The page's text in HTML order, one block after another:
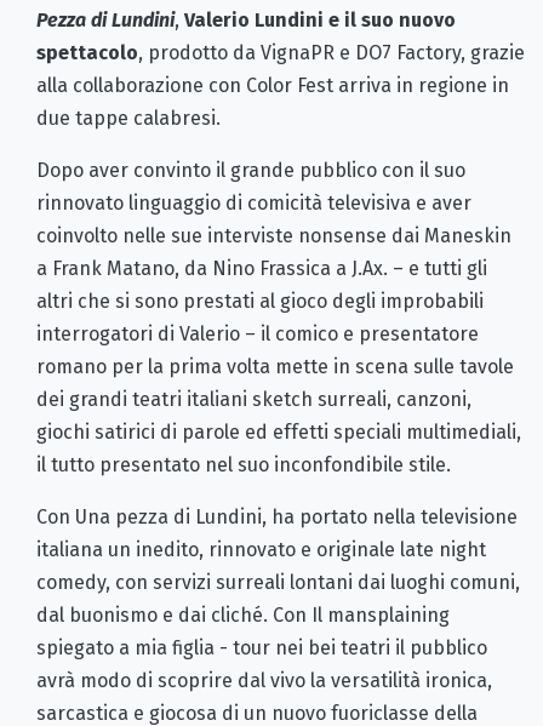
Pezza di Lundini, Valerio Lundini e il suo nuovo
spettacolo, prodotto da VignaPR e DO7 Factory, grazie
alla collaborazione con Color Fest arriva in regione in
due tappe calabresi.
Dopo aver convinto il grande pubblico con il suo
rinnovato linguaggio di comicità televisiva e aver
coinvolto nelle sue interviste nonsense dai Maneskin
a Frank Matano, da Nino Frassica a J.Ax. – e tutti gli
altri che si sono prestati al gioco degli improbabili
interrogatori di Valerio – il comico e presentatore
romano per la prima volta mette in scena sulle tavole
dei grandi teatri italiani sketch surreali, canzoni,
giochi satirici di parole ed effetti speciali multimediali,
il tutto presentato nel suo inconfondibile stile.
Con Una pezza di Lundini, ha portato nella televisione
italiana un inedito, rinnovato e originale late night
comedy, con servizi surreali lontani dai luoghi comuni,
dal buonismo e dai cliché. Con Il mansplaining
spiegato a mia figlia - tour nei bei teatri il pubblico
avrà modo di scoprire dal vivo la versatilità ironica,
sarcastica e giocosa di un nuovo fuoriclasse della